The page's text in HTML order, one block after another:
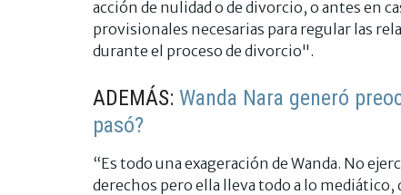
acción de nulidad o de divorcio, o antes en
provisionales necesarias para regular las
durante el proceso de divorcio".
ADEMÁS: Wanda Nara generó
pasó?
“Es todo una exageración de Wanda. No
derechos pero ella lleva todo a lo